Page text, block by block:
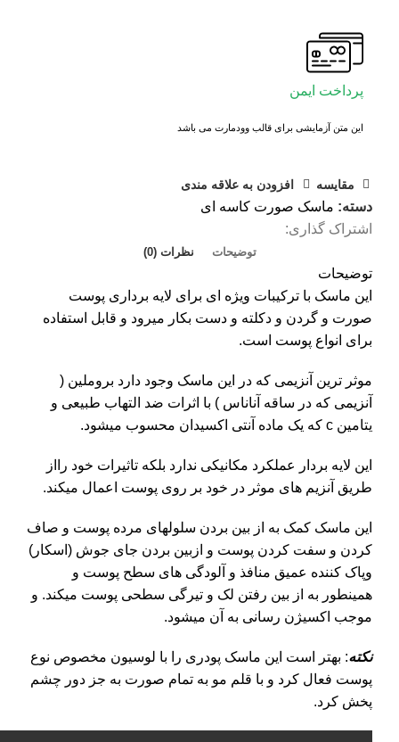
پرداخت ایمن
این متن آزمایشی برای قالب وودمارت می باشد
مقايسه افزودن به علاقه مندی
دسته: ماسک صورت کاسه ای
اشتراک گذاری:
توضیحات نظرات (0)
توضیحات
این ماسک با ترکیبات ویژه ای برای لایه برداری پوست
صورت و گردن و دکلته و دست بکار میرود و قابل استفاده
برای انواع پوست است.
موثر ترین آنزیمی که در این ماسک وجود دارد بروملین (
آنزیمی که در ساقه آناناس ) با اثرات ضد التهاب طبیعی و
یتامین c که یک ماده آنتی اکسیدان محسوب میشود.
این لایه بردار عملکرد مکانیکی ندارد بلکه تاثیرات خود رااز
طریق آنزیم های موثر در خود بر روی پوست اعمال میکند.
این ماسک کمک به از بین بردن سلولهای مرده پوست و صاف
کردن و سفت کردن پوست و ازبین بردن جای جوش (اسکار)
وپاک کننده عمیق منافذ و آلودگی های سطح پوست و
همینطور به از بین رفتن لک و تیرگی سطحی پوست میکند. و
موجب اکسیژن رسانی به آن میشود.
نکته: بهتر است این ماسک پودری را با لوسیون مخصوص نوع
پوست فعال کرد و با قلم مو به تمام صورت به جز دور چشم
پخش کرد.